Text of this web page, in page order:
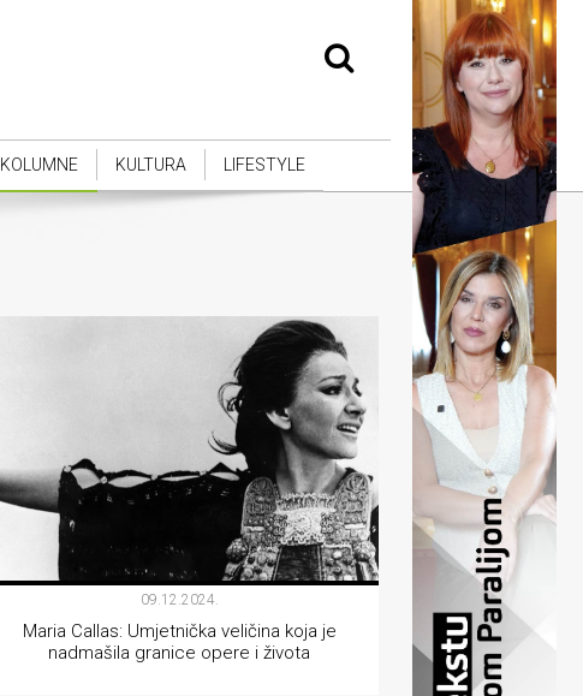
KOLUMNE KULTURA LIFESTYLE
09.12.2024.
Maria Callas: Umjetnička veličina koja je
nadmašila granice opere i života